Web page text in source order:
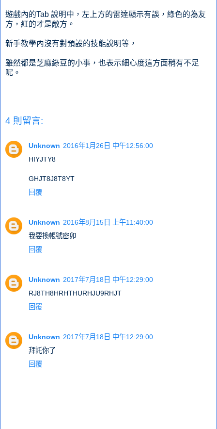
遊戲內的Tab 說明中，左上方的雷達顯示有誤，綠色的為友
方，紅的才是敵方。
新手教學內沒有對預設的技能說明等，
雖然都是芝麻綠豆的小事，也表示細心度這方面稍有不足
呢。
4 則留言:
Unknown 2016年1月26日 中午12:56:00
HIYJTY8
GHJT8J8T8YT
回覆
Unknown 2016年8月15日 上午11:40:00
我要換帳號密卯
回覆
Unknown 2017年7月18日 中午12:29:00
RJ8TH8HRHTHURHJU9RHJT
回覆
Unknown 2017年7月18日 中午12:29:00
拜託你了
回覆